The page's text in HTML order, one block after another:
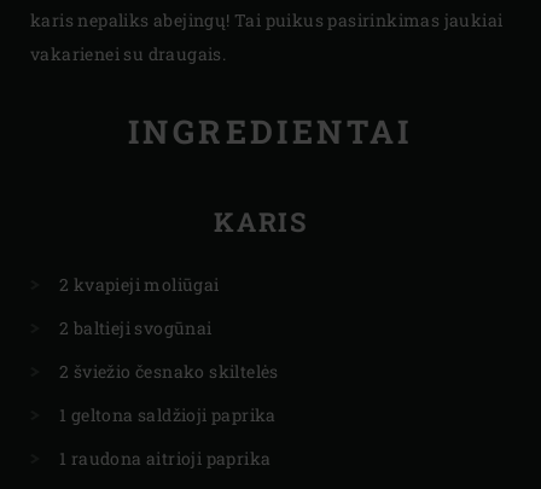
karis nepaliks abejingų! Tai puikus pasirinkimas jaukiai
vakarienei su draugais.
INGREDIENTAI
KARIS
2 kvapieji moliūgai
2 baltieji svogūnai
2 šviežio česnako skiltelės
1 geltona saldžioji paprika
1 raudona aitrioji paprika